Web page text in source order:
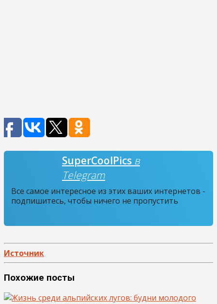
SuperCoolPics в
Telegram
Все самое интересное из этих ваших интернетов -
подпишитесь, чтобы ничего не пропустить
Источник
Похожие посты